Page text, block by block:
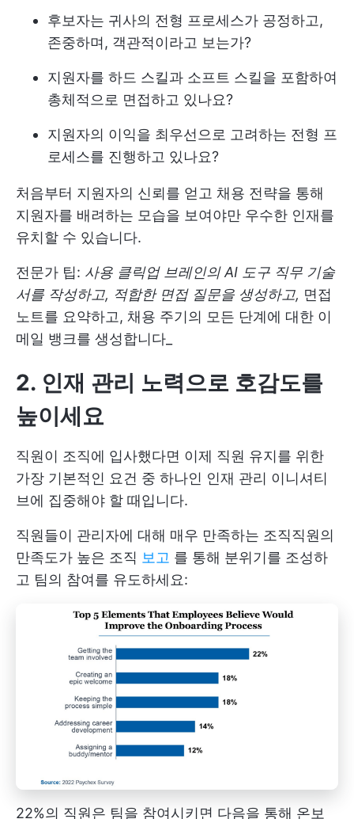
후보자는 귀사의 전형 프로세스가 공정하고,
존중하며, 객관적이라고 보는가?
지원자를 하드 스킬과 소프트 스킬을 포함하여
총체적으로 면접하고 있나요?
지원자의 이익을 최우선으로 고려하는 전형 프
로세스를 진행하고 있나요?
처음부터 지원자의 신뢰를 얻고 채용 전략을 통해
지원자를 배려하는 모습을 보여야만 우수한 인재를
유치할 수 있습니다.
전문가 팁: 사용 클릭업 브레인의 AI 도구 직무 기술
서를 작성하고, 적합한 면접 질문을 생성하고, 면접
노트를 요약하고, 채용 주기의 모든 단계에 대한 이
메일 뱅크를 생성합니다_
2. 인재 관리 노력으로 호감도를
높이세요
직원이 조직에 입사했다면 이제 직원 유지를 위한
가장 기본적인 요건 중 하나인 인재 관리 이니셔티
브에 집중해야 할 때입니다.
직원들이 관리자에 대해 매우 만족하는 조직직원의
만족도가 높은 조직 보고 를 통해 분위기를 조성하
고 팀의 참여를 유도하세요:
22%의 직원은 팀을 참여시키면 다음을 통해 온보